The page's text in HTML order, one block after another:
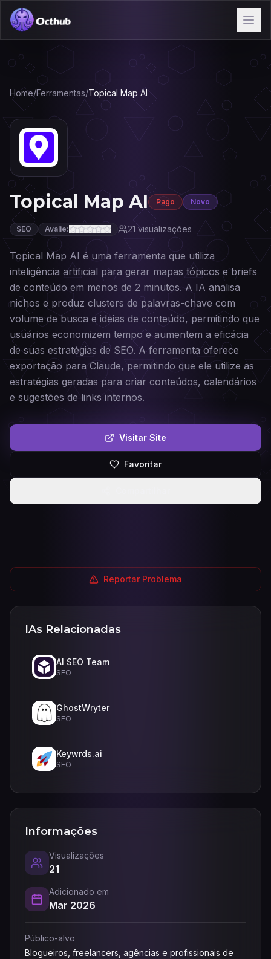
Home/Ferramentas/Topical Map AI
Topical Map AI Pago Novo
SEO Avalie: 21 visualizações
Topical Map AI é uma ferramenta que utiliza
inteligência artificial para gerar mapas tópicos e briefs
de conteúdo em menos de 2 minutos. A IA analisa
nichos e produz clusters de palavras-chave com
volume de busca e ideias de conteúdo, permitindo que
usuários economizem tempo e aumentem a eficácia
de suas estratégias de SEO. A ferramenta oferece
exportação para Claude, permitindo que ele utilize as
estratégias geradas para criar conteúdos, calendários
e sugestões de links internos.
Visitar Site
Favoritar
Reportar Problema
IAs Relacionadas
AI SEO Team
SEO
GhostWryter
SEO
Keywrds.ai
SEO
Informações
Visualizações
21
Adicionado em
Mar 2026
Público-alvo
Blogueiros, freelancers, agências e profissionais de